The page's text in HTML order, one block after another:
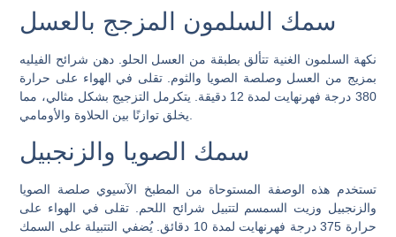
سمك السلمون المزجج بالعسل
نكهة السلمون الغنية تتألق بطبقة من العسل الحلو. دهن شرائح الفيليه
بمزيج من العسل وصلصة الصويا والثوم. تقلى في الهواء على حرارة
380 درجة فهرنهايت لمدة 12 دقيقة. يتكرمل التزجيج بشكل مثالي، مما
سمك الصويا والزنجبيل
تستخدم هذه الوصفة المستوحاة من المطبخ الآسيوي صلصة الصويا
والزنجبيل وزيت السمسم لتتبيل شرائح اللحم. تقلى في الهواء على
حرارة 375 درجة فهرنهايت لمدة 10 دقائق. يُضفي التتبيلة على السمك